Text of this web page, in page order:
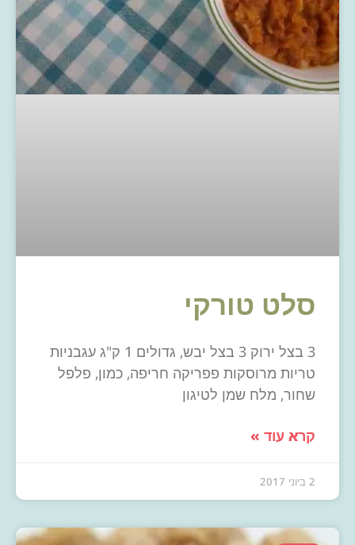
סלט טורקי
3 בצל ירוק 3 בצל יבש, גדולים 1 ק"ג עגבניות
טריות מרוסקות פפריקה חריפה, כמון, פלפל
שחור, מלח שמן לטיגון
קרא עוד »
2 ביוני 2017